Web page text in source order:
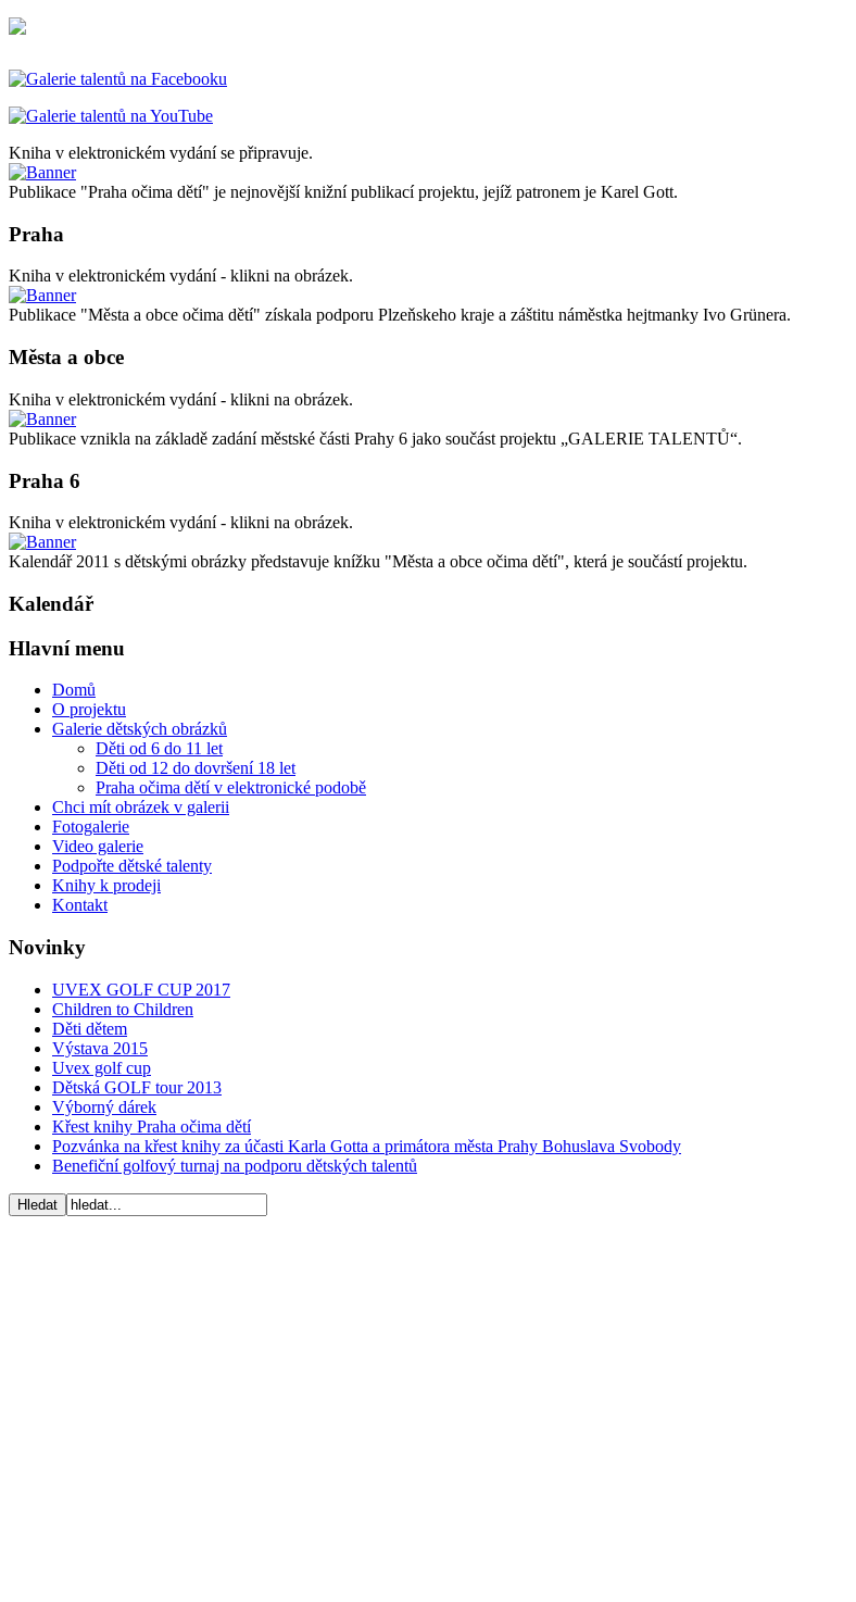
Kniha v elektronickém vydání se připravuje.
Publikace "Praha očima dětí" je nejnovější knižní publikací projektu, jejíž patronem je Karel Gott.
Praha
Kniha v elektronickém vydání - klikni na obrázek.
Publikace "Města a obce očima dětí" získala podporu Plzeňskeho kraje a záštitu náměstka hejtmanky Ivo Grünera.
Města a obce
Kniha v elektronickém vydání - klikni na obrázek.
Publikace vznikla na základě zadání městské části Prahy 6 jako součást projektu „GALERIE TALENTŮ“.
Praha 6
Kniha v elektronickém vydání - klikni na obrázek.
Kalendář 2011 s dětskými obrázky představuje knížku "Města a obce očima dětí", která je součástí projektu.
Kalendář
Hlavní menu
Domů
O projektu
Galerie dětských obrázků
Děti od 6 do 11 let
Děti od 12 do dovršení 18 let
Praha očima dětí v elektronické podobě
Chci mít obrázek v galerii
Fotogalerie
Video galerie
Podpořte dětské talenty
Knihy k prodeji
Kontakt
Novinky
UVEX GOLF CUP 2017
Children to Children
Děti dětem
Výstava 2015
Uvex golf cup
Dětská GOLF tour 2013
Výborný dárek
Křest knihy Praha očima dětí
Pozvánka na křest knihy za účasti Karla Gotta a primátora města Prahy Bohuslava Svobody
Benefiční golfový turnaj na podporu dětských talentů